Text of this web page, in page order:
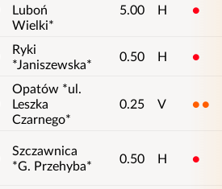
Luboń
Wielki*
5.00 H 1
Ryki
*Janiszewska*
0.50 H 1
Opatów *ul.
Leszka
Czarnego*
0.25 V 2
Szczawnica
*G. Przehyba*
0.50 H 1